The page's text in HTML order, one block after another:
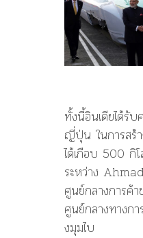
ทั้งนี้อินเดียได้รับ
ญี่ปุ่น ในการสร้า
ได้เกือบ 500 กิโ
ระหว่าง
ศูนย์กลางการค้า
ศูนย์กลางทางกา
งมุมไบ